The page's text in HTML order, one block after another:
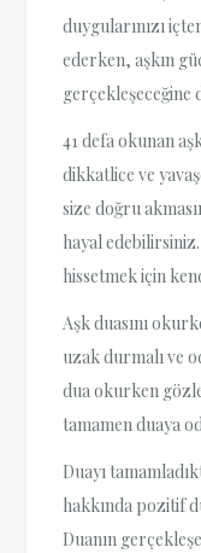
duygularınızı
ederken, aşkın
gerçekleşeceğine
41 defa okunan
dikkatlice ve
size doğru
hayal
hissetmek için
Aşk duasını
uzak durmalı ve
dua okurken
tamamen duaya
Duayı
hakkında pozitif
Duanın